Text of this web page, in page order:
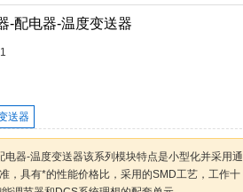
-配电器-温度变送器
送器
电器-温度变送器该系列模块特点是小型化并采用通
，具有*的性能价格比，采用的SMD工艺，工作十